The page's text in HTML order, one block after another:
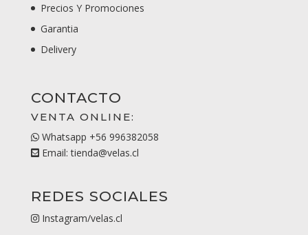
Precios Y Promociones
Garantia
Delivery
CONTACTO
VENTA ONLINE:
Whatsapp +56 996382058
Email: tienda@velas.cl
REDES SOCIALES
Instagram/velas.cl